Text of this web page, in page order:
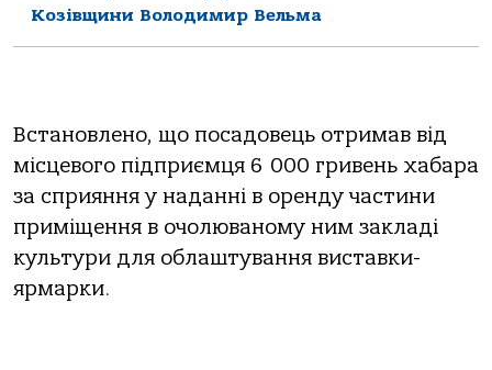
Козівщини Володимир Вельма
Встановлено, що посадовець отримав від
місцевого підприємця 6 000 гривень хабара
за сприяння у наданні в оренду частини
приміщення в очолюваному ним закладі
культури для облаштування виставки-
ярмарки.